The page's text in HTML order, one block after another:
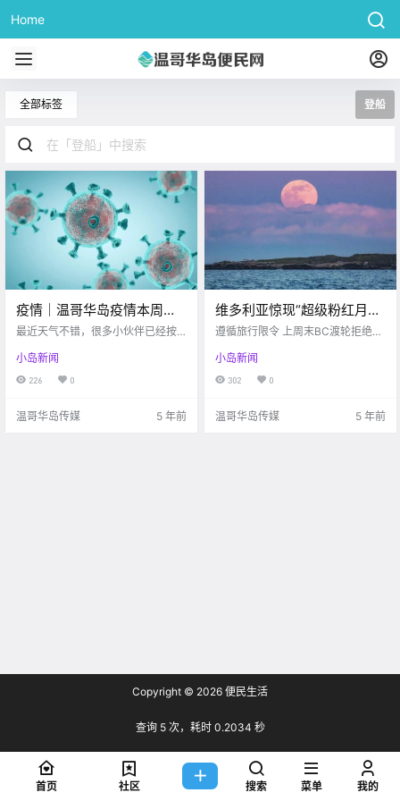
Home
全部标签 登船
疫情｜温哥华岛疫情本周周
报！BC省旅行禁令细节公
最近天气不错，很多小伙伴已经按
现在每日感染人数有明显下降趋
势，看来政府之前发布政策禁令取
况吧！ For.
小岛新闻
226 0
温哥华岛传媒 5 年前
维多利亚惊现“超级粉红月
亮”！！！BC渡轮开始拒绝
遵循旅行限令 上周末BC渡轮拒绝部
C省发表出行限令以来 各大部门纷
纷积极响应 BC渡轮也不例外 这不，
小岛新闻
302 0
温哥华岛传媒 5 年前
Copyright © 2026 便民生活
查询 5 次，耗时 0.2034 秒
首页 社区 搜索 菜单 我的